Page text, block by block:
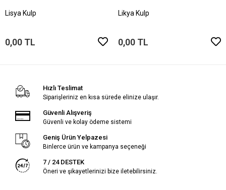
Lisya Kulp
0,00 TL
Likya Kulp
0,00 TL
Hızlı Teslimat
Siparişleriniz en kısa sürede elinize ulaşır.
Güvenli Alışveriş
Güvenli ve kolay ödeme sistemi
Geniş Ürün Yelpazesi
Binlerce ürün ve kampanya seçeneği
7 / 24 DESTEK
Öneri ve şikayetlerinizi bize iletebilirsiniz.